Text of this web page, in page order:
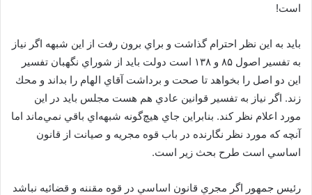
است!
بايد به اين نظر احترام گذاشت و براي برون رفت از اين شبهه اگر نياز
به تفسير اصول ۸۵ و ۱۳۸ است دولت بايد از شوراي نگهبان تفسير
اين دو اصل را بخواهد تا صحت و برداشت آقاي الهام را بداند و محك
زند. اگر نياز به تفسير قوانين عادي هم هست مجلس بايد در اين
مورد اعلام نظر كند. بنابراين جاي هيچ‌گونه شبهه‌اي باقي نمي‌ماند اما
آنچه‌ كه مورد نظر نگارنده در باب قوه مجريه و صيانت از قانون
اساسي است طرح بحث زير است.
رئيس جمهور اگر مجري قانون اساسي در قوه مقننه و قضائيه نباشد